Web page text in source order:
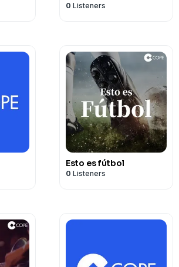
0 Listeners
Esto es fútbol
0 Listeners